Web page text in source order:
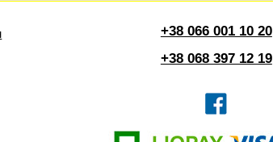
+38 066 001 10 20
+38 068 397 12 19